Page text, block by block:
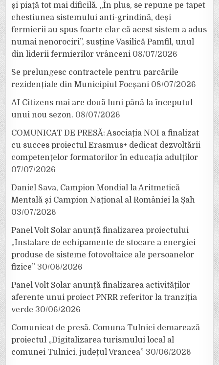
și piață tot mai dificilă. „În plus, se repune pe tapet
chestiunea sistemului anti-grindină, deși
fermierii au spus foarte clar că acest sistem a adus
numai nenorociri”, susține Vasilică Pamfil, unul
din liderii fermierilor vrânceni 08/07/2026
Se prelungesc contractele pentru parcările
rezidențiale din Municipiul Focșani 08/07/2026
AI Citizens mai are două luni până la începutul
unui nou sezon. 08/07/2026
COMUNICAT DE PRESĂ: Asociația NOI a finalizat
cu succes proiectul Erasmus+ dedicat dezvoltării
competențelor formatorilor în educația adulților
07/07/2026
Daniel Sava, Campion Mondial la Aritmetică
Mentală și Campion Național al României la Șah
03/07/2026
Panel Volt Solar anunță finalizarea proiectului
„Instalare de echipamente de stocare a energiei
produse de sisteme fotovoltaice ale persoanelor
fizice” 30/06/2026
Panel Volt Solar anunță finalizarea activităților
aferente unui proiect PNRR referitor la tranziția
verde 30/06/2026
Comunicat de presă. Comuna Tulnici demarează
proiectul „Digitalizarea turismului local al
comunei Tulnici, județul Vrancea” 30/06/2026